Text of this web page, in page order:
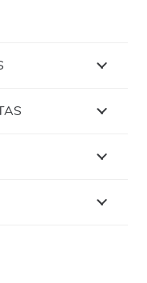
«Imágenes»